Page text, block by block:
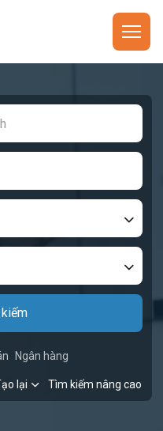
Ngân hàng
lại Tìm kiếm nâng cao